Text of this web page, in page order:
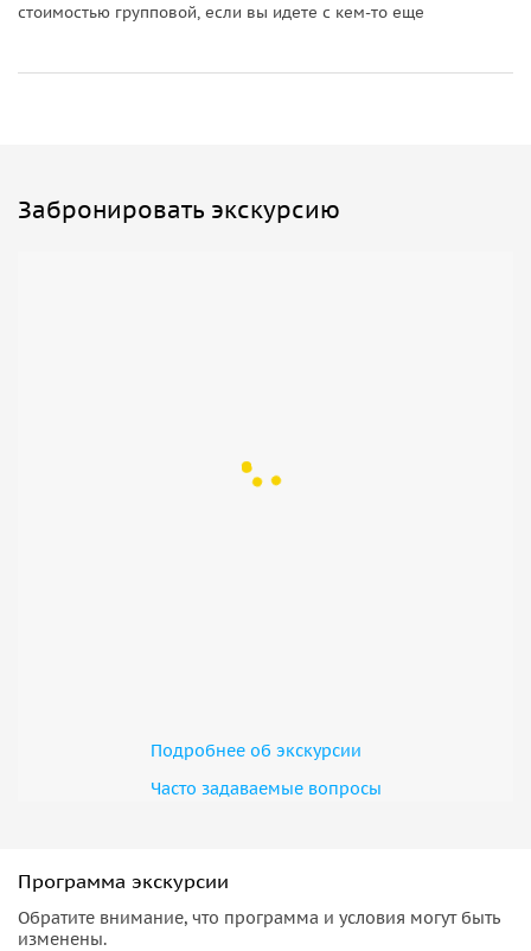
стоимостью групповой, если вы идете с кем-то еще
Забронировать экскурсию
Подробнее об экскурсии
Часто задаваемые вопросы
Программа экскурсии
Обратите внимание, что программа и условия могут быть
изменены.